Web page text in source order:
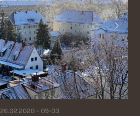
26.02.2020 – 09-03